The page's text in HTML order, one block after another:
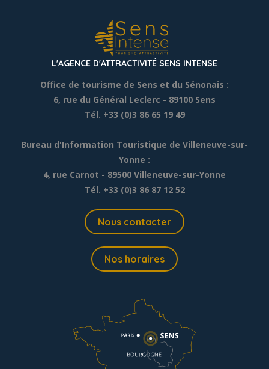
L'AGENCE D'ATTRACTIVITÉ SENS INTENSE
Office de tourisme de Sens et du Sénonais :
6, rue du Général Leclerc - 89100 Sens
Tél. +33 (0)3 86 65 19 49
Bureau d'Information Touristique de Villeneuve-sur-
Yonne :
4, rue Carnot - 89500 Villeneuve-sur-Yonne
Tél. +33 (0)3 86 87 12 52
Nous contacter
Nos horaires